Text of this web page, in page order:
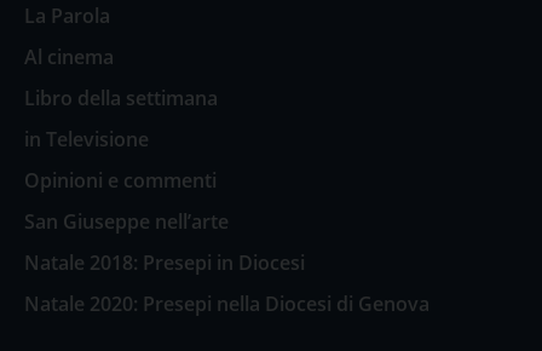
La Parola
Al cinema
Libro della settimana
in Televisione
Opinioni e commenti
San Giuseppe nell’arte
Natale 2018: Presepi in Diocesi
Natale 2020: Presepi nella Diocesi di Genova